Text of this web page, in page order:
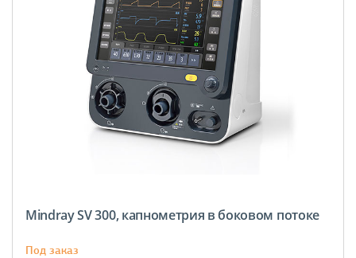
Mindray SV 300, капнометрия в боковом потоке
Под заказ